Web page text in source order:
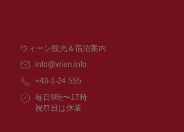
ウィーン観光＆宿泊案内
E
ー
ル：
info@wien.info
電
番
号：
+43-1-24 555
営
業
毎日9時〜17時
祝祭日は休業